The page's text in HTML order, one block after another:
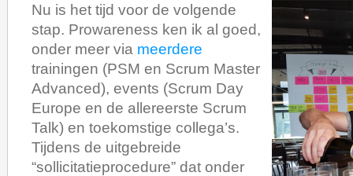
Nu is het tijd voor de volgende
stap. Prowareness ken ik al goed,
onder meer via meerdere
trainingen (PSM en Scrum Master
Advanced), events (Scrum Day
Europe en de allereerste Scrum
Talk) en toekomstige collega’s.
Tijdens de uitgebreide
“sollicitatieprocedure” dat onder